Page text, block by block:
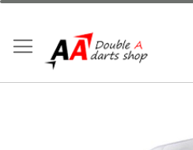
跳
內
容